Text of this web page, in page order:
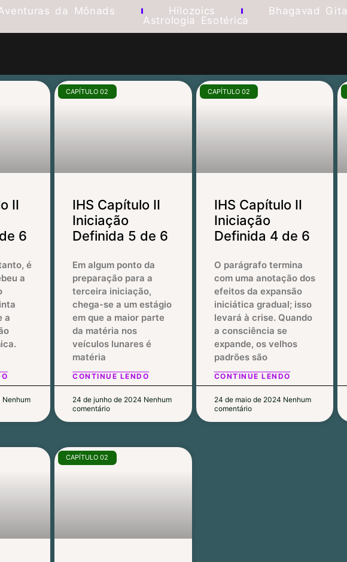
da Mônads Hilozoics Bhagavad Gita
Astrologia Esotérica
II
6
é
a
a
Nenhum
CAPÍTULO 02
IHS Capítulo II
Iniciação
Definida 5 de 6
Em algum ponto da
preparação para a
terceira iniciação,
chega-se a um estágio
em que a maior parte
da matéria nos
veículos lunares é
matéria
CONTINUE LENDO
24 de junho de 2024 Nenhum
comentário
CAPÍTULO 02
IHS Capítulo II
Iniciação
Definida 4 de 6
O parágrafo termina
com uma anotação dos
efeitos da expansão
iniciática gradual; isso
levará à crise. Quando
a consciência se
expande, os velhos
padrões são
CONTINUE LENDO
24 de maio de 2024 Nenhum
comentário
CAPÍTULO 02